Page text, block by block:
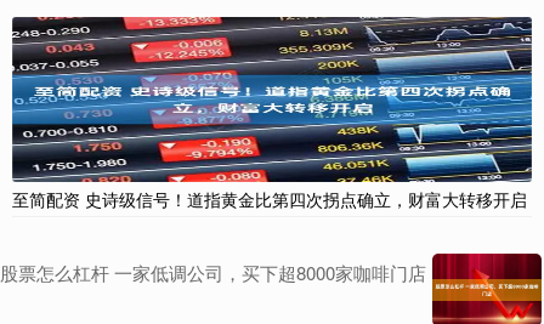
至简配资 史诗级信号！道指黄金比第四次拐点确立，财富大转移开启
股票怎么杠杆 一家低调公司，买下超8000家咖啡门店